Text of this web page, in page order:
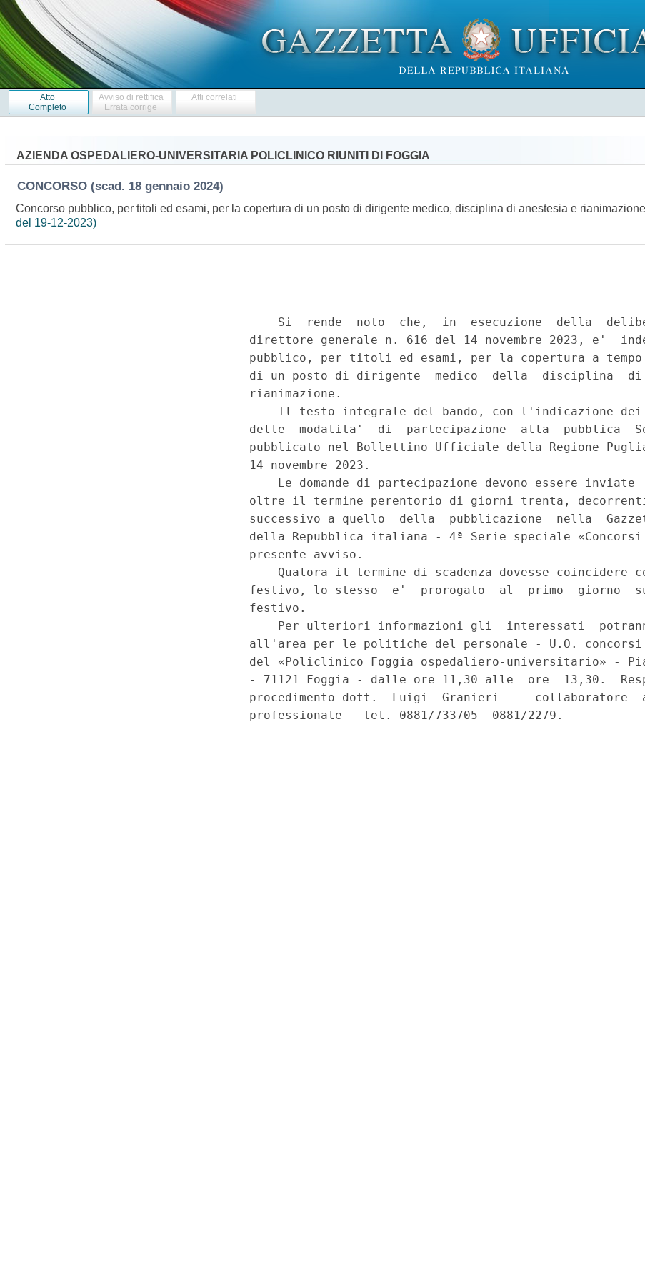
Atto
Completo
Avviso di rettifica
Errata corrige
Atti correlati
AZIENDA OSPEDALIERO-UNIVERSITARIA POLICLINICO RIUNITI DI FOGGIA
CONCORSO (scad. 18 gennaio 2024)
Concorso pubblico, per titoli ed esami, per la copertura di un posto di dirigente medico, disciplina di anestesia e
del 19-12-2023)